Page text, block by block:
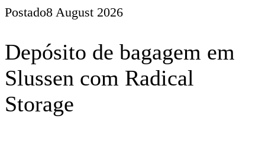
Postado8 August 2026
Depósito de bagagem em
Slussen com Radical
Storage